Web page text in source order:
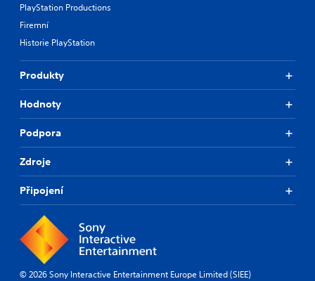
PlayStation Productions
Firemní
Historie PlayStation
Produkty
Hodnoty
Podpora
Zdroje
Připojení
© 2026 Sony Interactive Entertainment Europe Limited (SIEE)